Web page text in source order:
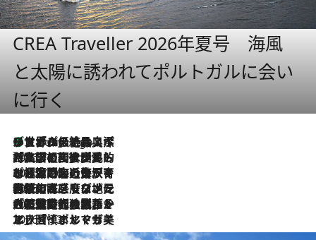
CREA Traveller 2026年夏号 海風
と太陽に誘われてポルトガルに会い
に行く
5 Hours Ago
リスボンの絶品スイーツ「パステル・デ・ナタ」とは？ポルトガル伝統の奥深い世界へ
2026.7.27
「私の祖国はポルトガル語です」国民的詩人フェルナンド・ペソアと、彼が愛した文学の街を歩く
2026.7.26
ポルトガル近海が育む極上の海の幸。キリリと冷えた白ワインと愉しむ、シーフード専門店の贅沢
2026.7.22
伝統の味をモダンに昇華。高感度な地元客が集う、リスボンの最旬ガストロノミー
2026.7.21
大航海時代の栄華から、震災、独裁、そして革命へ。ポルトガル・首都リスボンの石畳に刻まれた「歴史の光と影」
2026.7.13
エッセイ・ヤマザキマリ「慎ましくも美しき国 ポルトガル」